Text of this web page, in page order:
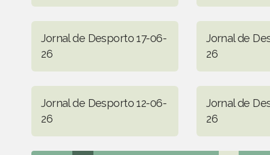
Jornal de Desporto 17-06-
26
Jornal de
26
Jornal de Desporto 12-06-
26
Jornal de
26